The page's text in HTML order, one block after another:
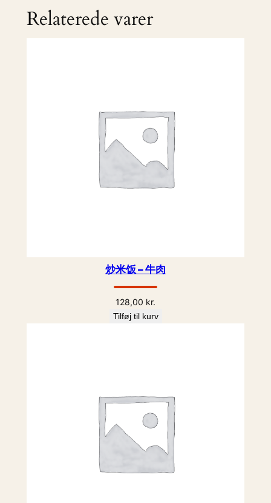
Relaterede varer
炒米饭 – 牛肉
128,00 kr.
Tilføj til kurv